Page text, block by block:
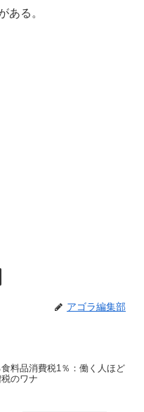
ある。
アゴラ編集部
料品消費税1％：働く人ほど
のワナ